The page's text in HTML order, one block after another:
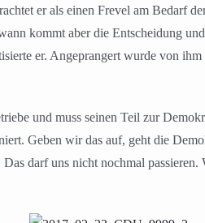
er als einen Frevel am Bedarf
kommt aber die Entscheidung
er. Angeprangert wurde von
und muss seinen Teil zur
Geben wir das auf, geht die
darf uns nicht nochmal